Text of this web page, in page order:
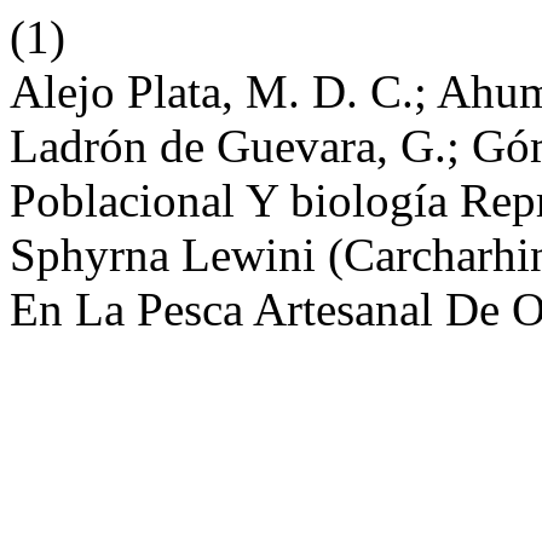
(1)
Alejo Plata, M. D. C.;
Ladrón de Guevara, G.;
Poblacional Y biología
Sphyrna Lewini
En La Pesca Artesanal De